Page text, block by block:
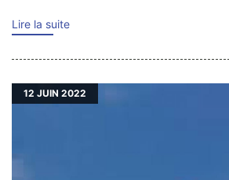
Lire la suite
12 JUIN 2022